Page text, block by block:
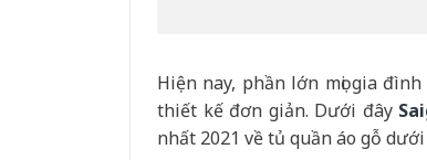
Hiện nay, phần lớn mọi gia
thiết kế đơn giản. Dưới đây
nhất 2021 về tủ quần áo gỗ dưới